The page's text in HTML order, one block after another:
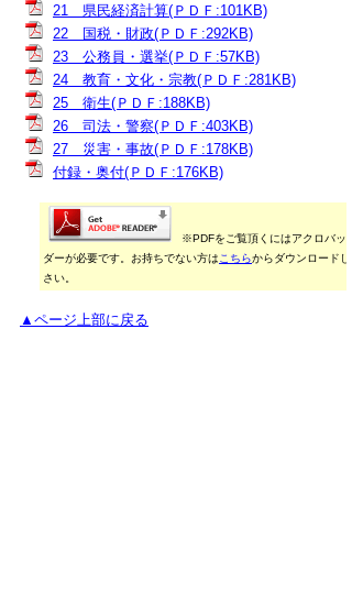
21 県民経済計算(ＰＤＦ:101KB)
22 国税・財政(ＰＤＦ:292KB)
23 公務員・選挙(ＰＤＦ:57KB)
24 教育・文化・宗教(ＰＤＦ:281KB)
25 衛生(ＰＤＦ:188KB)
26 司法・警察(ＰＤＦ:403KB)
27 災害・事故(ＰＤＦ:178KB)
付録・奥付(ＰＤＦ:176KB)
※PDFをご覧頂くにはアクロバッ
ダーが必要です。お持ちでない方は こちらからダウンロードし
さい。
▲ページ上部に戻る